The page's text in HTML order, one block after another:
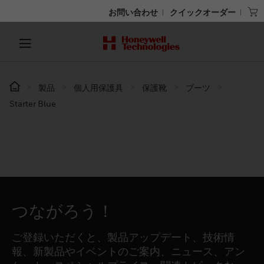
お問い合わせ クイックオーダー
製品 個人用保護具 保護靴
ブーツ
Starter Blue
つながろう！
ご登録いただくと、製品アップデート、技術情
報、新製品やイベントのご案内、ニュース、アン